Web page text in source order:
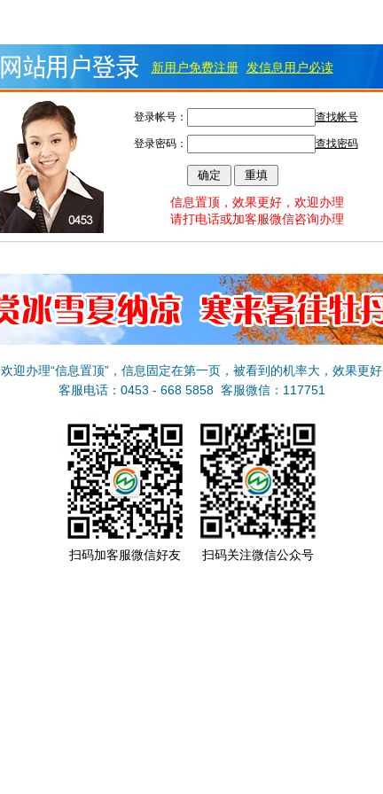
新用户免费注册 发信息用户必读
登录帐号： 查找帐号
登录密码： 查找密码
信息置顶，效果更好，欢迎办理
请打电话或加客服微信咨询办理
欢迎办理“信息置顶”，信息固定在第一页，被看到的机率大，效果更好
客服电话：0453 - 668 5858 客服微信：117751
扫码加客服微信好友 扫码关注微信公众号